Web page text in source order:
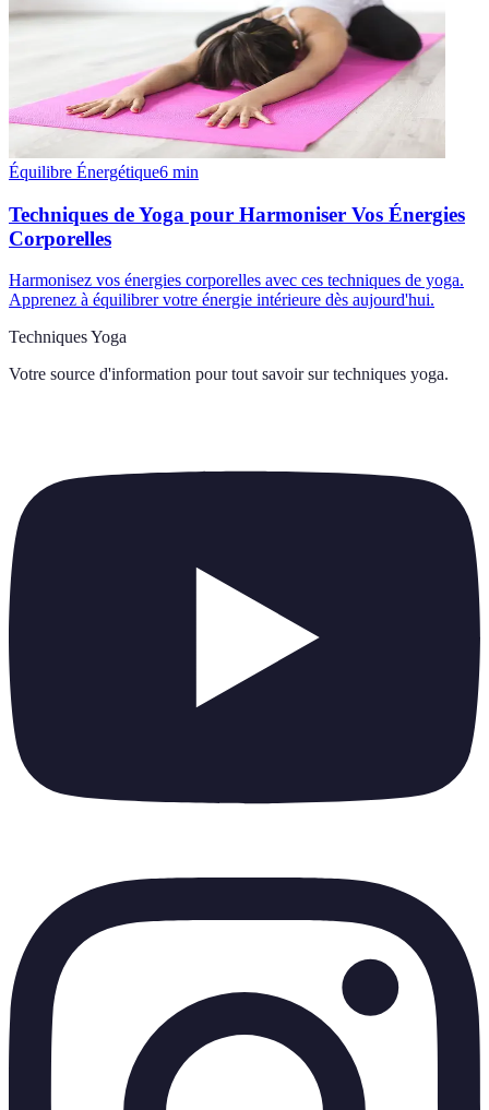
Équilibre Énergétique6 min
Techniques de Yoga pour Harmoniser Vos Énergies
Corporelles
Harmonisez vos énergies corporelles avec ces techniques de yoga.
Apprenez à équilibrer votre énergie intérieure dès aujourd'hui.
Techniques Yoga
Votre source d'information pour tout savoir sur techniques yoga.